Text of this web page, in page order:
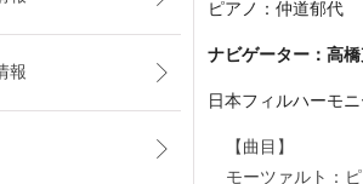
ピアノ：仲道郁代
ナビゲーター：高
日本フィルハーモ
【曲目】
モーツァルト：
報